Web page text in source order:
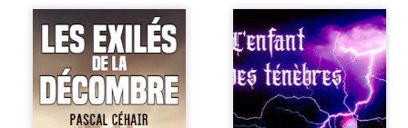
Dans ce récit
anticipé et
trépidant, les
résidents d’un
village tranquille
prennent le
courageux parti
Ludine est
abordée par un
homme inquiétant.
Elle est amenée à
côtoyer des
personnages aussi
diaboliques que